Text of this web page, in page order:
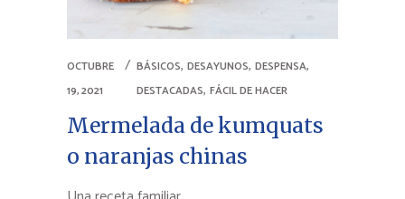
OCTUBRE
19, 2021
BÁSICOS,DESAYUNOS,DESPENSA,
DESTACADAS,FÁCIL DE HACER
Mermelada de kumquats
o naranjas chinas